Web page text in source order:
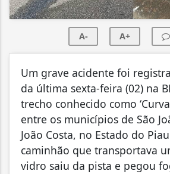
A- A+
Um grave acidente foi
da última sexta-feira (02) na
trecho conhecido como
entre os municípios de São
João Costa, no Estado do
caminhão que transportava
vidro saiu da pista e pegou